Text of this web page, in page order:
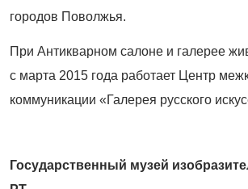
городов Поволжья.
При Антикварном салоне и галерее
с марта 2015 года работает Центр
коммуникации «Галерея русского
Государственный музей